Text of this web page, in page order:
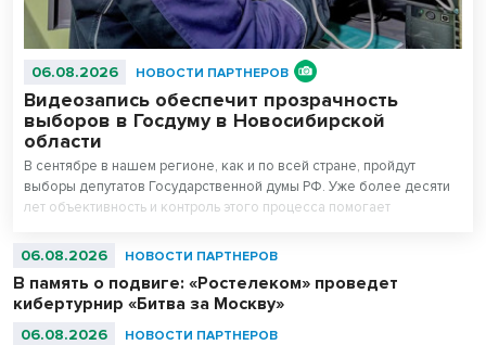
06.08.2026 НОВОСТИ ПАРТНЕРОВ
Видеозапись обеспечит прозрачность
выборов в Госдуму в Новосибирской
области
В сентябре в нашем регионе, как и по всей стране, пройдут
выборы депутатов Государственной думы РФ. Уже более десяти
лет объективность и контроль этого процесса помогает
избирательных участках.
06.08.2026 НОВОСТИ ПАРТНЕРОВ
В память о подвиге: «Ростелеком» проведет
кибертурнир «Битва за Москву»
06.08.2026 НОВОСТИ ПАРТНЕРОВ